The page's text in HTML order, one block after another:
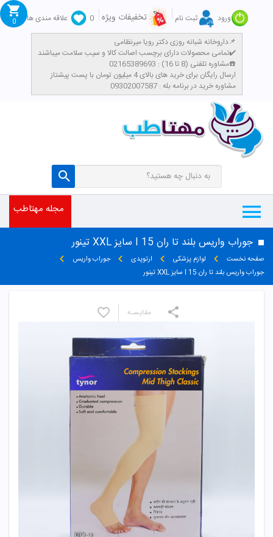
ورود ثبت نام تخفیفات ویژه 0
علاقه مندی ها
داروخانه شبانه روزی دکتر رویا میرنظامی📌
تمامی محصولات دارای برچسب اصالت کالا و سیب سلامت میباشند✔️
مشاوره تلفنی (8 تا 16) : 02165389693☎️
​ارسال رایگان برای خرید های بالای 4 میلیون تومان با پست پیشتاز
مشاوره خرید در برنامه بله : 09302007587
0
مجله مهتاطب
جوراب واریس بلند تا ران I 15 سایز XXL تینور
صفحه نخست لوازم پزشکی ارتوپدی
جوراب واریس
جوراب واریس بلند تا ران I 15 سایز XXL تینور
مقایسـه